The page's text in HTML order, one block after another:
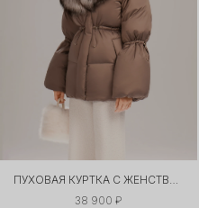
ПУХОВАЯ КУРТКА С ЖЕНСТВЕННЫМ СИЛУЭТОМ
38 900 ₽